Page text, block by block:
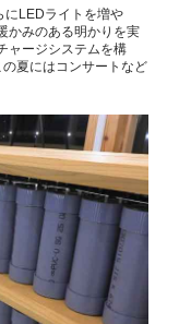
にLEDライトを増や
かみのある明かりを実
ャージシステムを構
夏にはコンサートなど